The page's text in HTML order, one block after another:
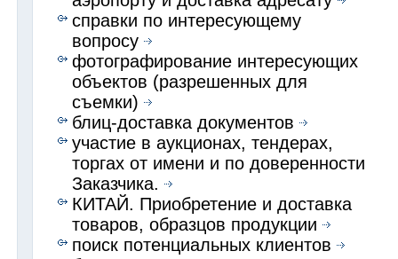
справки по интересующему
вопросу
фотографирование интересующих
объектов (разрешенных для
съемки)
блиц-доставка документов
участие в аукционах, тендерах,
торгах от имени и по доверенности
Заказчика.
КИТАЙ. Приобретение и доставка
товаров, образцов продукции
поиск потенциальных клиентов